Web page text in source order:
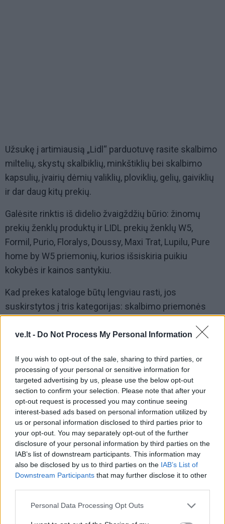
ve.lt - Do Not Process My Personal Information
If you wish to opt-out of the sale, sharing to third parties, or
processing of your personal or sensitive information for
targeted advertising by us, please use the below opt-out
section to confirm your selection. Please note that after your
opt-out request is processed you may continue seeing
interest-based ads based on personal information utilized by
us or personal information disclosed to third parties prior to
your opt-out. You may separately opt-out of the further
disclosure of your personal information by third parties on the
IAB’s list of downstream participants. This information may
also be disclosed by us to third parties on the IAB’s List of
Downstream Participants that may further disclose it to other
Personal Data Processing Opt Outs
Užsukę į artimiausią „Lidl“ parduotuvę rasite skalbimo
miltelių, skystų skalbiklių, minkštiklių bei skalbimo
kapsulių, įvairių dėmių valiklių, ploviklių, gelių, gaiviklių
ir dar daug kitų prekių.
Galėsite rinktis iš didelio žvaigždžių būrio: žinomų
prekių ženklų produktų ir LIDL prekių ženklų W5,
Formil, Purio, Floralys, Doussy, Maxi Trat, Lupilu, Pure
home by W5 priemonių, kurios išsiskiria puikiu
kokybės ir kainos santykiu.
Kad prekes kataloge būtų lengviau rasti, jos
suskirstytos į tris kategorijas: skalbimo priemonės
baltų plytelių fone, o kitos namų priežiūros priemonės
visame kataloge išskirtos atitinkamu mėlynu fonu –
taip jas rasite lengviau ir greičiau! Su visais prekių
pasiūlymais susipažinkite „Lidl“ švaros festivalio
kataloge, kurį rasite artimiausioje parduotuvėje arba
internetewww.lidl.lt.